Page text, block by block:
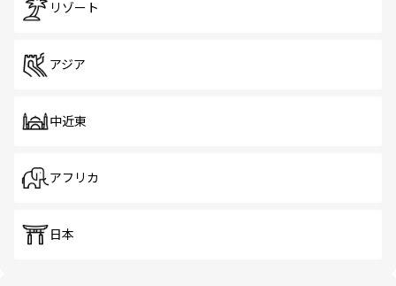
リゾート
アジア
中近東
アフリカ
日本